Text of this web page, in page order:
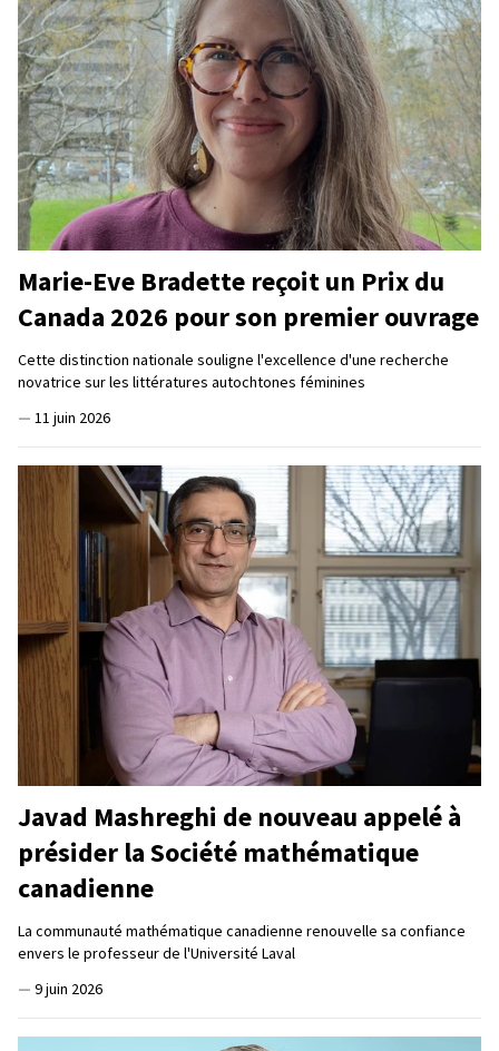
Marie-Eve Bradette reçoit un Prix du
Canada 2026 pour son premier ouvrage
Cette distinction nationale souligne l'excellence d'une recherche
novatrice sur les littératures autochtones féminines
— 11 juin 2026
Javad Mashreghi de nouveau appelé à
présider la Société mathématique
canadienne
La communauté mathématique canadienne renouvelle sa confiance
envers le professeur de l'Université Laval
— 9 juin 2026